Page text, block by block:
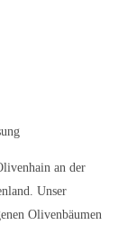
an der
Unser
Olivenbäumen